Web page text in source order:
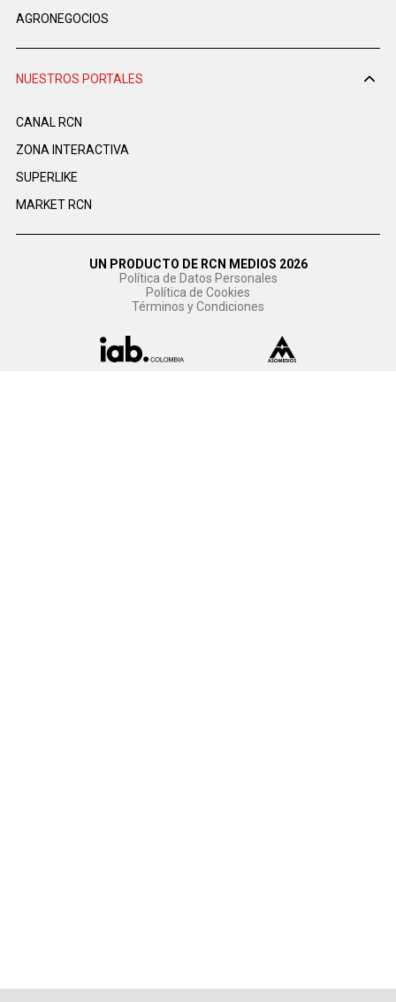
AGRONEGOCIOS
NUESTROS PORTALES
CANAL RCN
ZONA INTERACTIVA
SUPERLIKE
MARKET RCN
UN PRODUCTO DE RCN MEDIOS 2026
Política de Datos Personales
Política de Cookies
Términos y Condiciones